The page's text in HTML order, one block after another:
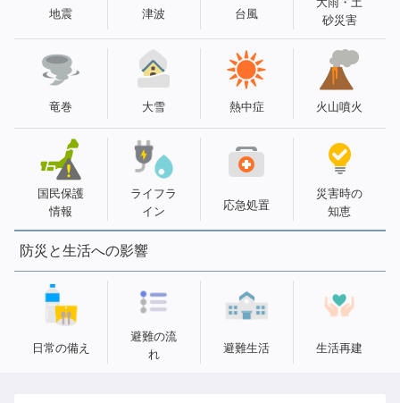
地震 津波 台風
砂災害
竜巻 大雪 熱中症 火山噴火
国民保護
情報
ライフラ
イン
応急処置
災害時の
知恵
防災と生活への影響
日常の備え
避難の流
れ
避難生活 生活再建